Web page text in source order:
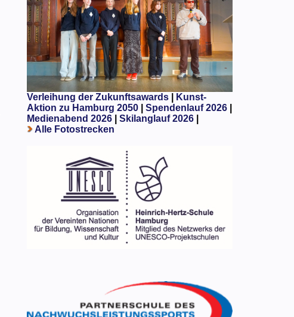
Verleihung der Zukunftsawards|
Kunst-
Aktion zu Hamburg 2050
Spendenlauf 2026|
Medienabend 2026| Skilanglauf 2026|
Alle Fotostrecken